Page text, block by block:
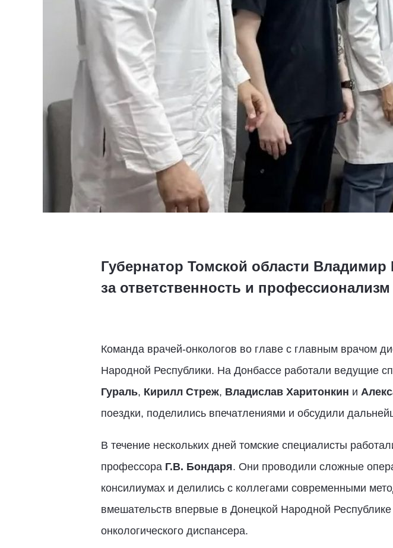
Губернатор Томской области
за ответственность и профессионализм
Команда врачей-онкологов во главе с главным врачом
Народной Республики. На Донбассе работали ведущие
Гураль, Кирилл Стреж, Владислав Харитонкин и
поездки, поделились впечатлениями и обсудили
В течение нескольких дней томские специалисты
профессора Г.В. Бондаря. Они проводили сложные
консилиумах и делились с коллегами современными
вмешательств впервые в Донецкой Народной
онкологического диспансера.